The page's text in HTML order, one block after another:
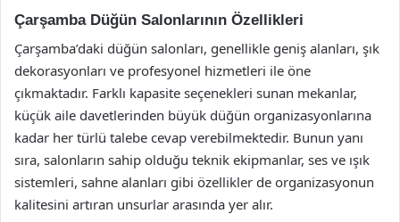
Çarşamba Düğün Salonlarının Özellikleri
Çarşamba’daki düğün salonları, genellikle geniş alanları, şık
dekorasyonları ve profesyonel hizmetleri ile öne
çıkmaktadır. Farklı kapasite seçenekleri sunan mekanlar,
küçük aile davetlerinden büyük düğün organizasyonlarına
kadar her türlü talebe cevap verebilmektedir. Bunun yanı
sıra, salonların sahip olduğu teknik ekipmanlar, ses ve ışık
sistemleri, sahne alanları gibi özellikler de organizasyonun
kalitesini artıran unsurlar arasında yer alır.